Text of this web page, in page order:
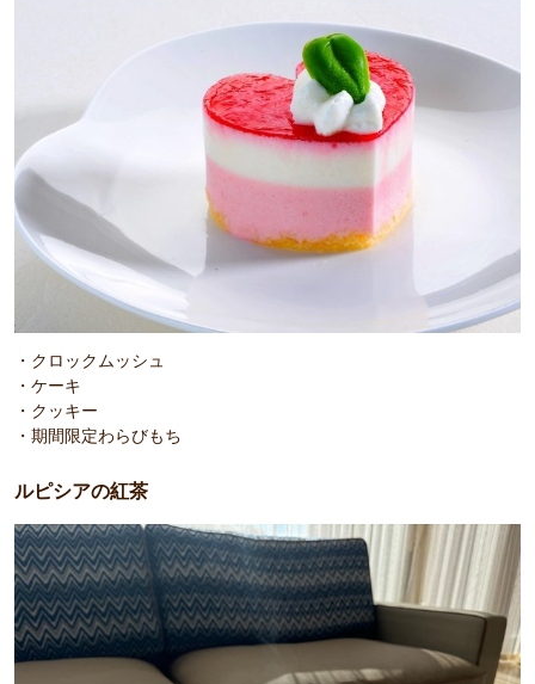
・クロックムッシュ
・ケーキ
・クッキー
・期間限定わらびもち
ルピシアの紅茶